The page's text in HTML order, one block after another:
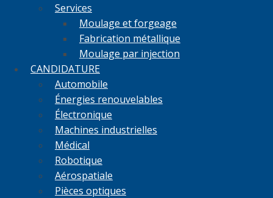
Services
Moulage et forgeage
Fabrication métallique
Moulage par injection
CANDIDATURE
Automobile
Énergies renouvelables
Électronique
Machines industrielles
Médical
Robotique
Aérospatiale
Pièces optiques